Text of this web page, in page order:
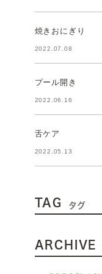
焼きおにぎり
2022.07.08
プール開き
2022.06.16
舌ケア
2022.05.13
TAG タグ
ARCHIVE